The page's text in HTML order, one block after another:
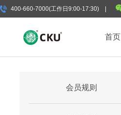
400-660-7000(工作日9:00-17:30) |
首页
会员规则